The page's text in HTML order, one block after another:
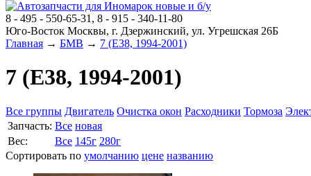
8 - 495 - 550-65-31, 8 - 915 - 340-11-80
Юго-Восток Москвы, г. Дзержинский, ул. Угрешская 26Б
Главная → БМВ → 7 (E38, 1994-2001)
7 (E38, 1994-2001)
Все группы Двигатель Очистка окон Расходники Тормоза
Запчасть: Все новая
Вес:
Все 145г 280г
Сортировать по умолчанию цене названию